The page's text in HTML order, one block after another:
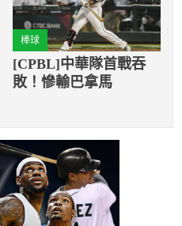
棒球
[CPBL]中華隊首戰吞
敗！慘輸巴拿馬